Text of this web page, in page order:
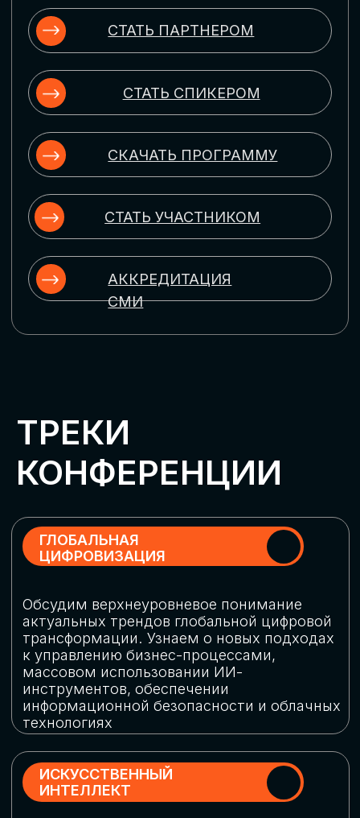
Выясним, как в наши дни уверенно
защищать свой бизнес от киберугроз
Узнаем как компании адаптируются к
новой ИИ-реальности. Как ИИ-
сотрудники становятся
«полноправными» членами команды, как
ИИ-помощники забирают на себя рутину
и как можно значительно увеличить
производительность без огромных
затрат на нейросети
ЦИФРОВИЗАЦИЯ
МАРКЕТИНГА И ПРОДАЖ
Обменяемся опытом, какие ИИ-решения
в маркетинге и продажах наиболее
рекламными кампаниями показывают
наибольшую эффективность
ЦИФРОВИЗАЦИЯ
УПРАВЛЕНИЯ ПЕРСОНАЛОМ
Рассмотрим управление человеческим
комплексные решения для роста
производительности и кейсы
оптимизации процессов найма,
развития, оценки и удержания
РОБОТИЗАЦИЯ
Узнаем, в каких отраслях ИИ
«материализуется», какие роботы
решают сложные бизнес-задачи, а где
только обсуждают концепции
роботизации и потенциальные бюджеты
на тестирование образцов
ЦИФРОВИЗАЦИЯ
КЛИЕНТСКОГО СЕРВИСА
Разберем кейсы в сфере цифровизации